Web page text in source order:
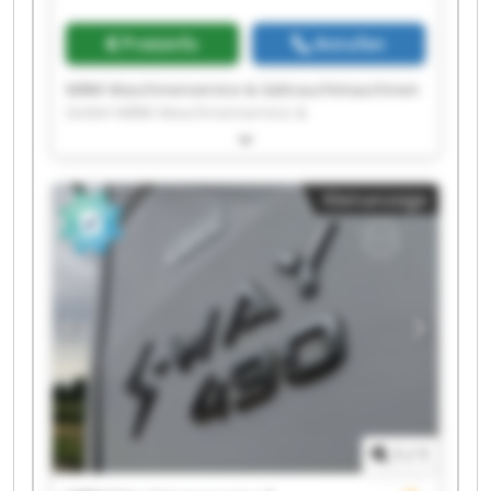
Gebrauchtmaschinen GmbH
Preisinfo Anrufen
Gebrauchtmaschinen GmbH MBM
GmbH MBM Maschinenservice &
Gebrauchtmaschinen GmbH MBM
Maschinenservice & Gebrauchtmaschinen
GmbH MBM Maschinenservice &
Gebrauchtmaschinen GmbH MBM
Maschinenservice & Gebrauchtmaschinen
GmbH MBM Maschinenservice &
Gebrauchtmaschinen GmbH MBM
Maschinenservice & Gebrauchtmaschinen
GmbH MBM Maschinenservice &
Gebrauchtmaschinen GmbH MBM
Maschinenservice & Gebrauchtmaschinen
Gebrauchtmaschinen GmbH MBM
Kleinanzeige